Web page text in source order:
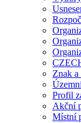
Znak
Profil
Akční
Místní